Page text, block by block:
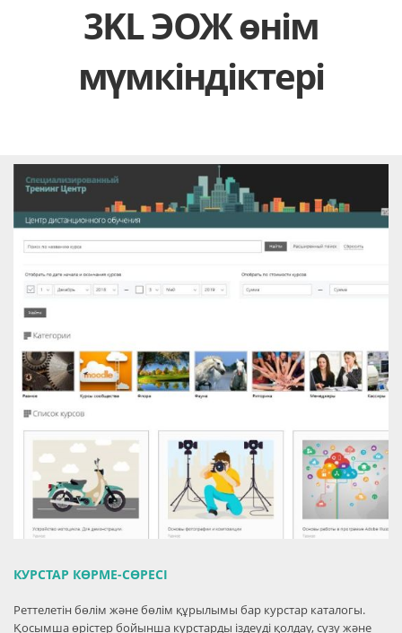
3KL ЭОЖ өнім
мүмкіндіктері
КУРСТАР КӨРМЕ-СӨРЕСІ
Реттелетін бөлім және бөлім құрылымы бар курстар каталогы.
Қосымша өрістер бойынша курстарды іздеуді қолдау, сүзу және